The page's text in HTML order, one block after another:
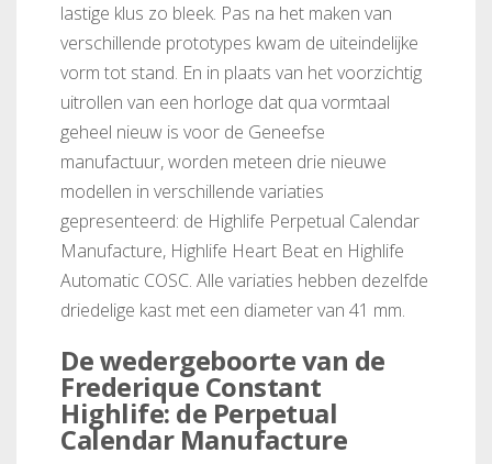
lastige klus zo bleek. Pas na het maken van
verschillende prototypes kwam de uiteindelijke
vorm tot stand. En in plaats van het voorzichtig
uitrollen van een horloge dat qua vormtaal
geheel nieuw is voor de Geneefse
manufactuur, worden meteen drie nieuwe
modellen in verschillende variaties
gepresenteerd: de Highlife Perpetual Calendar
Manufacture, Highlife Heart Beat en Highlife
Automatic COSC. Alle variaties hebben dezelfde
driedelige kast met een diameter van 41 mm.
De wedergeboorte van de
Frederique Constant
Highlife: de Perpetual
Calendar Manufacture